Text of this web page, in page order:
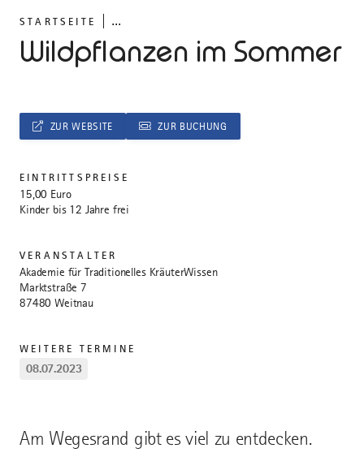
STARTSEITE ...
Wildpflanzen im Sommer
Am Wegesrand gibt es viel zu entdecken.
ZUR WEBSITE ZUR BUCHUNG
EINTRITTSPREISE
15,00 Euro
Kinder bis 12 Jahre frei
VERANSTALTER
Akademie für Traditionelles KräuterWissen
Marktstraße 7
87480 Weitnau
WEITERE TERMINE
08.07.2023